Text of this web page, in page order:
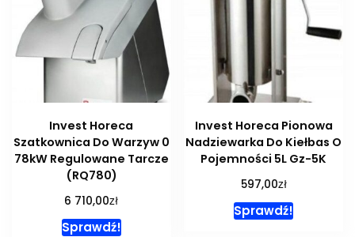
Invest Horeca
Szatkownica Do Warzyw 0
78kW Regulowane Tarcze
(RQ780)
6 710,00zł
Sprawdź!
Invest Horeca Pionowa
Nadziewarka Do Kiełbas O
Pojemności 5L Gz-5K
597,00zł
Sprawdź!